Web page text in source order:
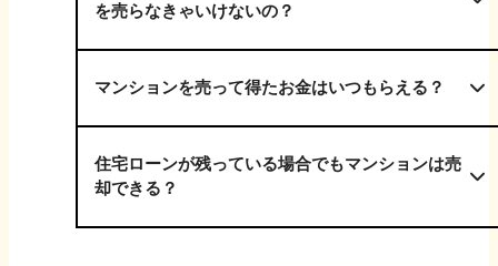
を売らなきゃいけないの？
マンションを売って得たお金はいつもらえる？
住宅ローンが残っている場合でもマンションは売
却できる？